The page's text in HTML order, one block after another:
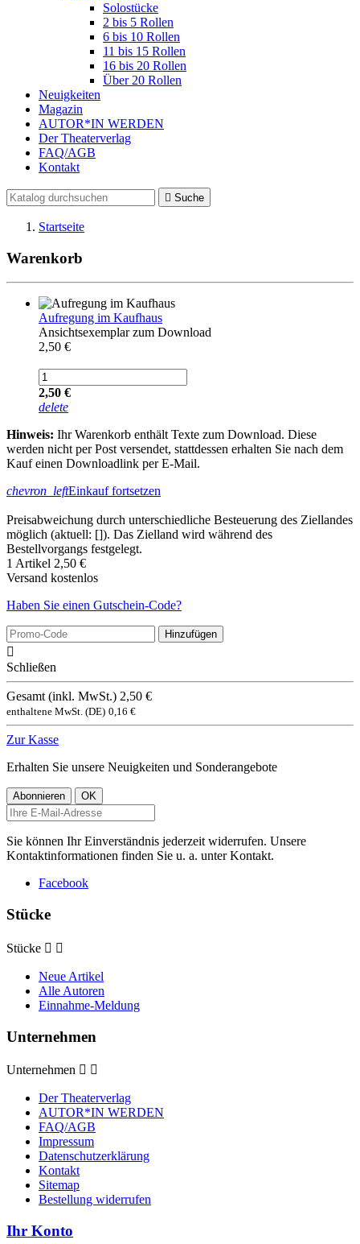
Solostücke
2 bis 5 Rollen
6 bis 10 Rollen
11 bis 15 Rollen
16 bis 20 Rollen
Über 20 Rollen
Neuigkeiten
Magazin
AUTOR*IN WERDEN
Der Theaterverlag
FAQ/AGB
Kontakt
 Suche
Startseite
Warenkorb
Aufregung im Kaufhaus
Ansichtsexemplar zum Download
2,50 €
2,50 €
delete
Hinweis: Ihr Warenkorb enthält Texte zum Download. Diese
werden nicht per Post versendet, stattdessen erhalten Sie nach dem
Kauf einen Downloadlink per E-Mail.
chevron_leftEinkauf fortsetzen
Preisabweichung durch unterschiedliche Besteuerung des Ziellandes
möglich (aktuell: []). Das Zielland wird während des
Bestellvorgangs festgelegt.
1 Artikel 2,50 €
Versand kostenlos
Haben Sie einen Gutschein-Code?
Hinzufügen

Schließen
Gesamt (inkl. MwSt.) 2,50 €
enthaltene MwSt. (DE) 0,16 €
Zur Kasse
Erhalten Sie unsere Neuigkeiten und Sonderangebote
Sie können Ihr Einverständnis jederzeit widerrufen. Unsere
Kontaktinformationen finden Sie u. a. unter Kontakt.
Facebook
Stücke
Stücke  
Neue Artikel
Alle Autoren
Einnahme-Meldung
Unternehmen
Unternehmen  
Der Theaterverlag
AUTOR*IN WERDEN
FAQ/AGB
Impressum
Datenschutzerklärung
Kontakt
Sitemap
Bestellung widerrufen
Ihr Konto